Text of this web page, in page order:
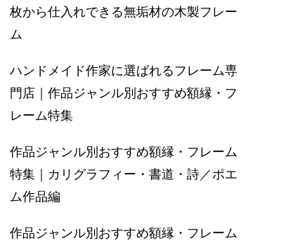
枚から仕入れできる無垢材の木製フレー
ム
ハンドメイド作家に選ばれるフレーム専
門店｜作品ジャンル別おすすめ額縁・フ
レーム特集
作品ジャンル別おすすめ額縁・フレーム
特集｜カリグラフィー・書道・詩／ポエ
ム作品編
作品ジャンル別おすすめ額縁・フレーム